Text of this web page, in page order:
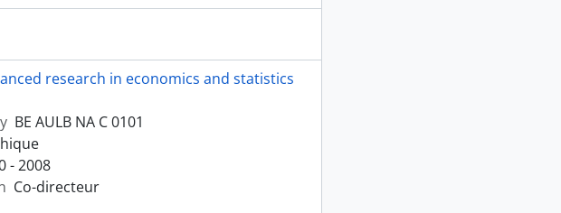
research in economics and statistics
BE AULB NA C 0101
- 2008
Co-directeur